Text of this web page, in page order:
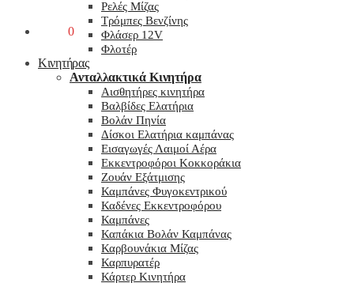
0
Ρελές Μίζας
Τρόμπες Βενζίνης
Φλάσερ 12V
Φλοτέρ
Κινητήρας
Ανταλλακτικά Κινητήρα
Αισθητήρες κινητήρα
Βαλβίδες Ελατήρια
Βολάν Πηνία
Δίσκοι Ελατήρια καμπάνας
Εισαγωγές Λαιμοί Αέρα
Εκκεντροφόροι Κοκκοράκια
Ζουάν Εξάτμισης
Καμπάνες Φυγοκεντρικού
Καδένες Εκκεντροφόρου
Καμπάνες
Καπάκια Βολάν Καμπάνας
Καρβουνάκια Μίζας
Καρπυρατέρ
Κάρτερ Κινητήρα